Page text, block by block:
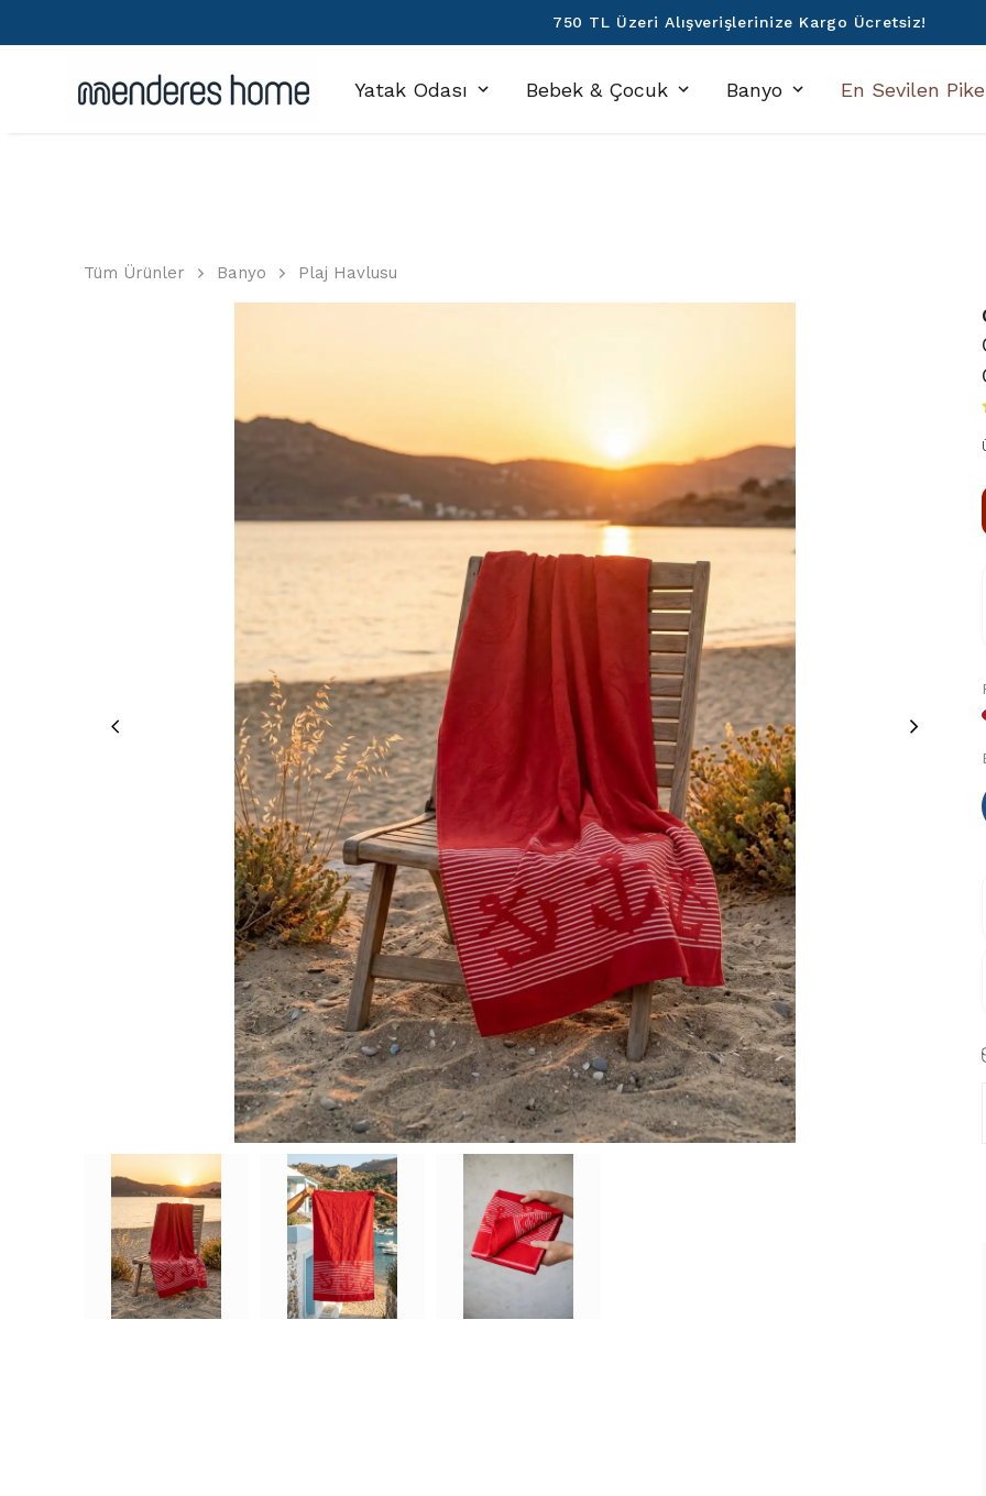
750 TL Üzeri Alışverişlerinize Kargo Ücretsiz!
Yatak Odası Bebek & Çocuk Banyo En Sevilen
Tüm Ürünler Banyo Plaj Havlusu